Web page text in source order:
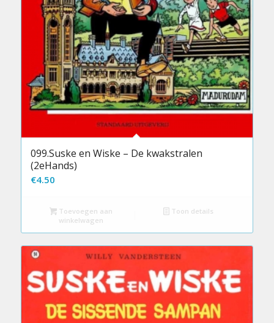
099.Suske en Wiske – De kwakstralen
(2eHands)
€4.50
Toevoegen aan
winkelwagen
Toon details